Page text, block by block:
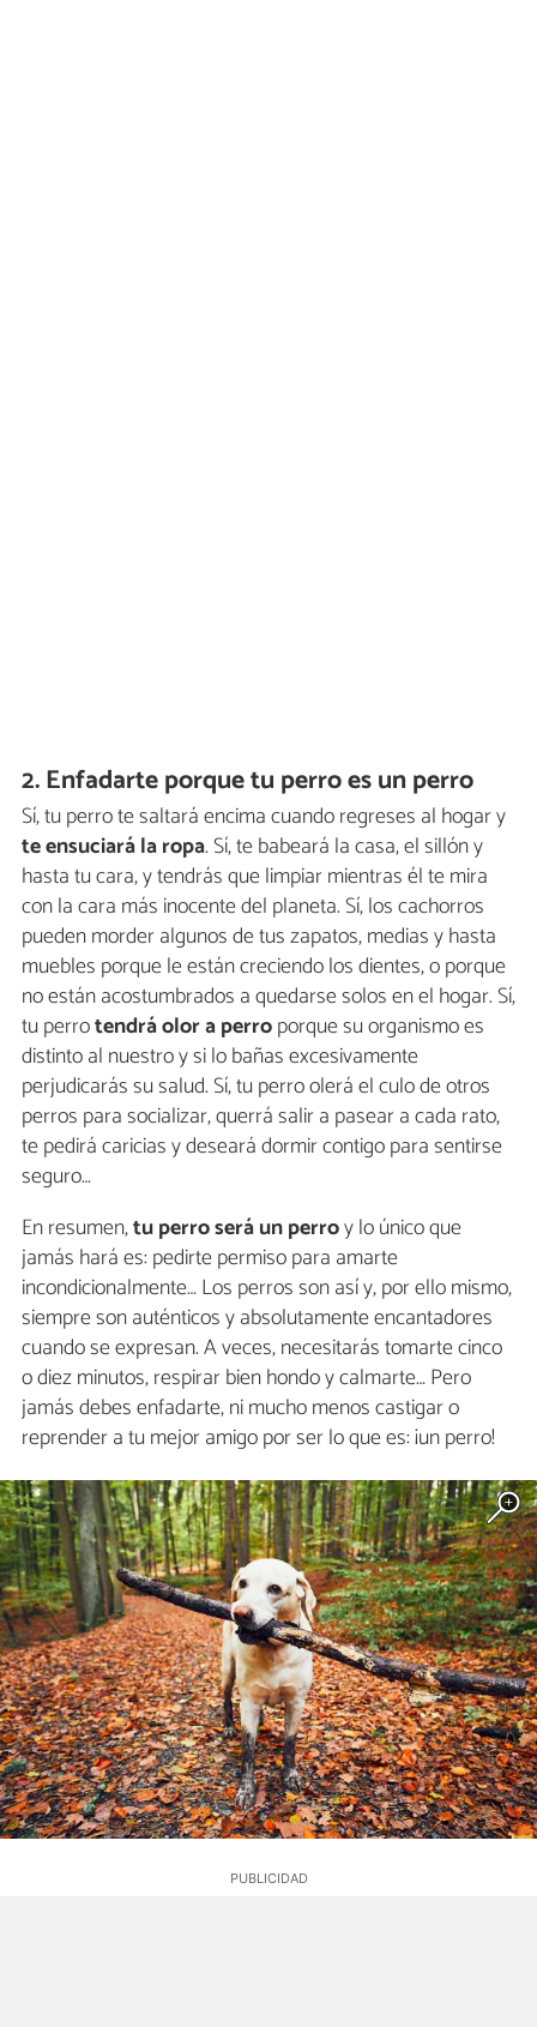
2. Enfadarte porque tu perro es un perro
Sí, tu perro te saltará encima cuando regreses al hogar y
te ensuciará la ropa. Sí, te babeará la casa, el sillón y
hasta tu cara, y tendrás que limpiar mientras él te mira
con la cara más inocente del planeta. Sí, los cachorros
pueden morder algunos de tus zapatos, medias y hasta
muebles porque le están creciendo los dientes, o porque
no están acostumbrados a quedarse solos en el hogar. Sí,
tu perrotendrá olor a perroporque su organismo es
distinto al nuestro y si lo bañas excesivamente
perjudicarás su salud. Sí, tu perro olerá el culo de otros
perros para socializar, querrá salir a pasear a cada rato,
te pedirá caricias y deseará dormir contigo para sentirse
seguro…
En resumen,tu perro será un perroy lo único que
jamás hará es: pedirte permiso para amarte
incondicionalmente… Los perros son así y, por ello mismo,
siempre son auténticos y absolutamente encantadores
cuando se expresan. A veces, necesitarás tomarte cinco
o diez minutos, respirar bien hondo y calmarte… Pero
jamás debes enfadarte, ni mucho menos castigar o
reprender a tu mejor amigo por ser lo que es: ¡un perro!